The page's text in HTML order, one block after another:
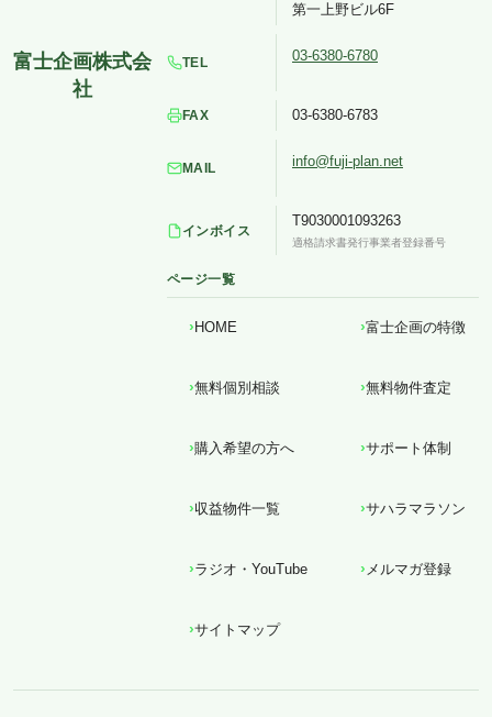
第一上野ビル6F
TEL 03-6380-6780
FAX 03-6380-6783
MAIL info@fuji-plan.net
インボイス
T9030001093263
適格請求書発行事業者登録番号
ページ一覧
HOME 富士企画の特徴
無料個別相談 無料物件査定
購入希望の方へ サポート体制
収益物件一覧 サハラマラソン
ラジオ・YouTube メルマガ登録
サイトマップ